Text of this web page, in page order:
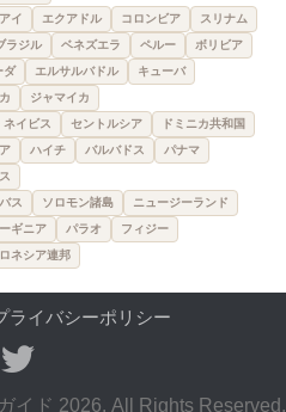
イ エクアドル コロンビア
スリナム
ラジル ベネズエラ ペルー ボリビア
ダ エルサルバドル
キューバ
ジャマイカ
ネイビス
セントルシア
ドミニカ共和国
ハイチ バルバドス
パナマ
ス ソロモン諸島
ニュージーランド
ギニア パラオ
フィジー
ネシア連邦
ライバシーポリシー
イド 2026. All Rights Reserved.